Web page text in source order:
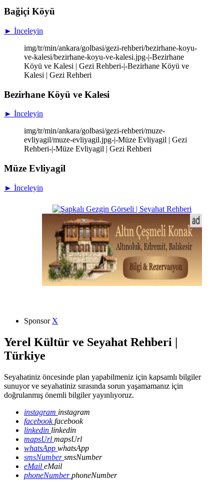
Bağiçi Köyü
► İnceleyin
img/tr/min/ankara/golbasi/gezi-rehberi/bezirhane-koyu-
ve-kalesi/bezirhane-koyu-ve-kalesi.jpg-|-Bezirhane
Köyü ve Kalesi | Gezi Rehberi-|-Bezirhane Köyü ve
Kalesi | Gezi Rehberi
Bezirhane Köyü ve Kalesi
► İnceleyin
img/tr/min/ankara/golbasi/gezi-rehberi/muze-
evliyagil/muze-evliyagil.jpg-|-Müze Evliyagil | Gezi
Rehberi-|-Müze Evliyagil | Gezi Rehberi
Müze Evliyagil
► İnceleyin
Sponsor X
Yerel Kültür ve Seyahat Rehberi |
Türkiye
Seyahatiniz öncesinde plan yapabilmeniz için kapsamlı bilgiler
sunuyor ve seyahatiniz sırasında sorun yaşamamanız için
doğrulanmış önemli bilgiler yayınlıyoruz.
instagram instagram
facebookfacebook
linkedin linkedin
mapsUrl mapsUrl
whatsApp whatsApp
smsNumbersmsNumber
eMail eMail
phoneNumberphoneNumber